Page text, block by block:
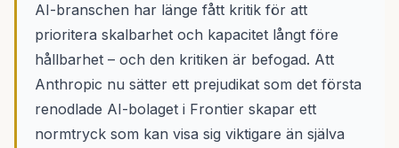
AI-branschen har länge fått kritik för att
prioritera skalbarhet och kapacitet långt före
hållbarhet – och den kritiken är befogad. Att
Anthropic nu sätter ett prejudikat som det första
renodlade AI-bolaget i Frontier skapar ett
normtryck som kan visa sig viktigare än själva